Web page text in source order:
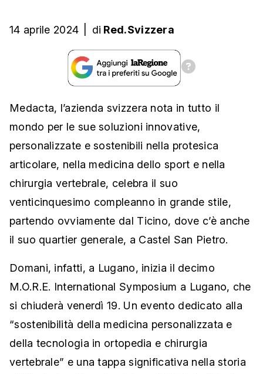
14 aprile 2024 di Red.Svizzera
Medacta, l’azienda svizzera nota in tutto il
mondo per le sue soluzioni innovative,
personalizzate e sostenibili nella protesica
articolare, nella medicina dello sport e nella
chirurgia vertebrale, celebra il suo
venticinquesimo compleanno in grande stile,
partendo ovviamente dal Ticino, dove c’è anche
il suo quartier generale, a Castel San Pietro.
Domani, infatti, a Lugano, inizia il decimo
M.O.R.E. International Symposium a Lugano, che
si chiuderà venerdì 19. Un evento dedicato alla
“sostenibilità della medicina personalizzata e
della tecnologia in ortopedia e chirurgia
vertebrale” e una tappa significativa nella storia